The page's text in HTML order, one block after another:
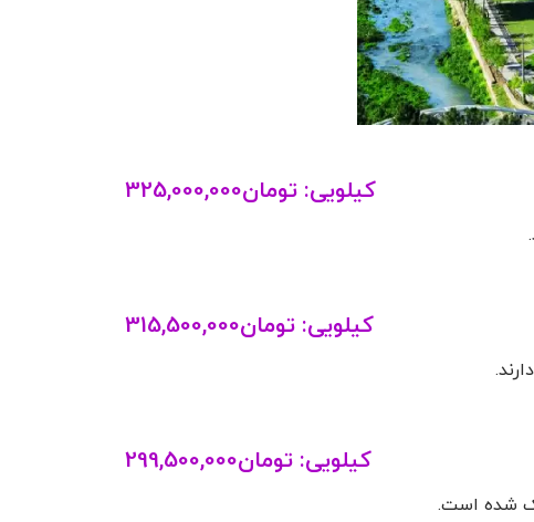
کیلویی: تومان325,000,000
کیلویی: تومان315,500,000
کیلویی: تومان299,500,000
شده است.